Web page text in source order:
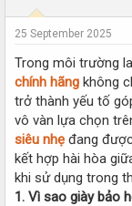
a
r
e
r
25 September 2025
Trong môi trường
chính hãng không
trở thành yếu tố
vô vàn lựa chọn
siêu nhẹ đang
kết hợp hài hòa
khi sử dụng trong
1. Vì sao giày bảo